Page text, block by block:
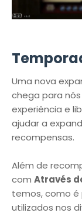
Uma nova
chega para
experiência e
ajudar a
recompensas.
Além de
com Através
temos, como é
utilizados nos